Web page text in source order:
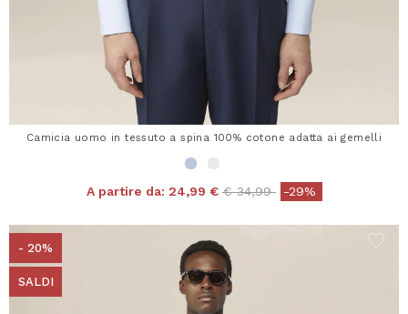
Camicia uomo in tessuto a spina 100% cotone adatta ai gemelli
A partire da: 24,99 € Price reduced from
€ 34,99to-29%
- 20%
SALDI